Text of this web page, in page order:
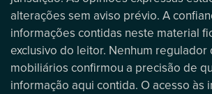
alterações sem aviso prévio. A
informações contidas neste material
exclusivo do leitor. Nenhum regulador
mobiliários confirmou a precisão de
informação aqui contida. O acesso às